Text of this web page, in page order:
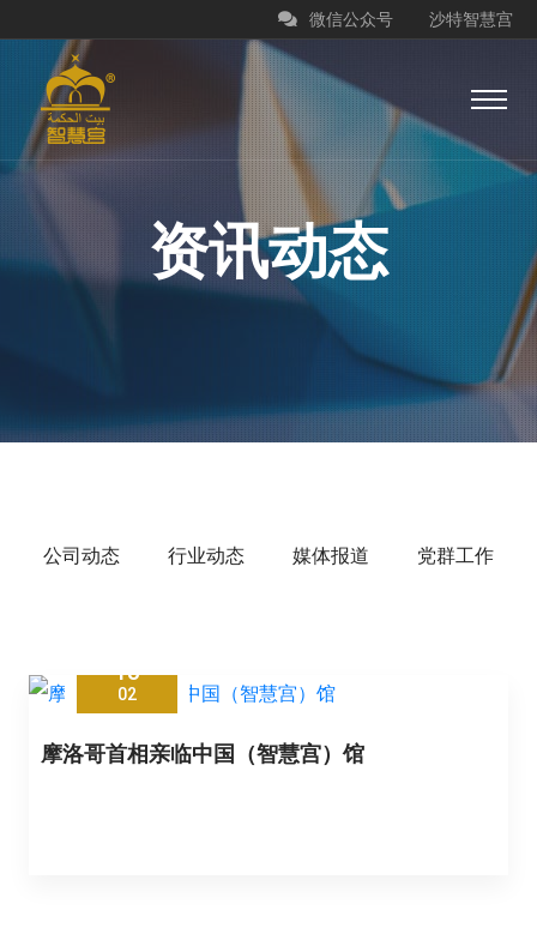
沙特智慧宫
微信公众号
资讯动态
公司动态 行业动态 媒体报道 党群工作
13
02
摩洛哥首相亲临中国（智慧宫）馆